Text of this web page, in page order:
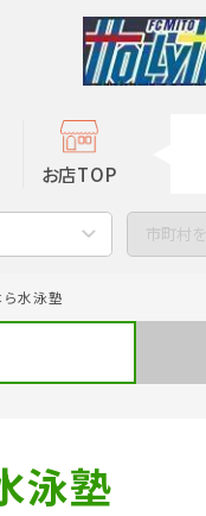
お店TOP
市町村
ら水泳塾
泳塾